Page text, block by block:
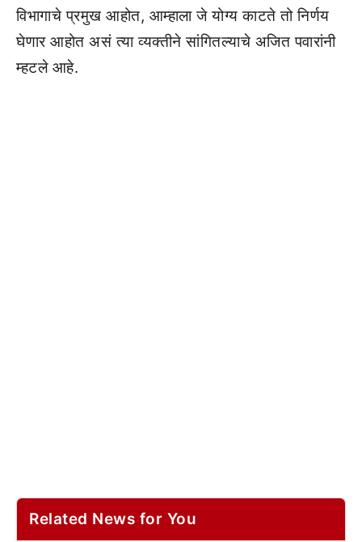
विभागाचे प्रमुख आहोत, आम्हाला जे योग्य काटते तो निर्णय
घेणार आहोत असं त्या व्यक्तीने सांगितल्याचे अजित पवारांनी
म्हटले आहे.
Related News for You